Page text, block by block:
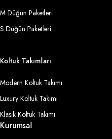
M Düğün Paketleri
S Düğün Paketleri
Koltuk Takımları
Modern Koltuk Takımı
Luxury Koltuk Takımı
Klasik Koltuk Takımı
Kurumsal